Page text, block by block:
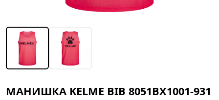
МАНИШКА KELME BIB 8051BX1001-931